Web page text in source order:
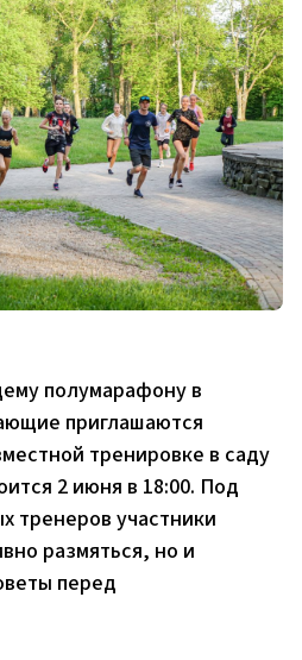
полумарафону в
приглашаются
тренировке в саду
2 июня в 18:00. Под
тренеров участники
размяться, но и
перед